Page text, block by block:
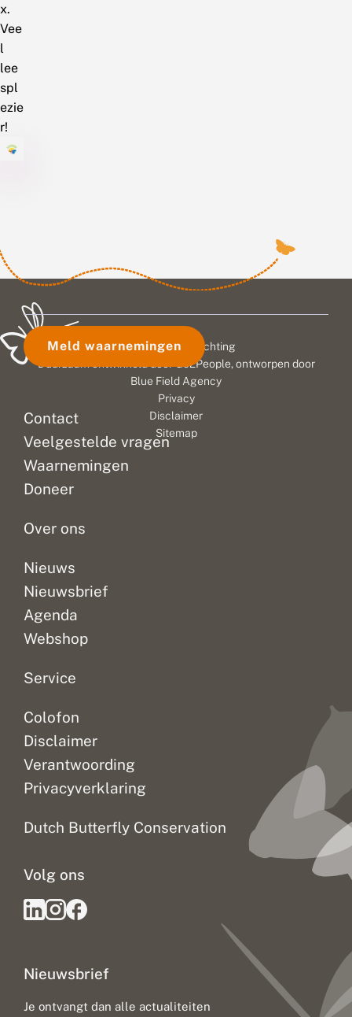
x.
Vee
l
lee
spl
ezie
r!
Contact
Veelgestelde vragen
Waarnemingen
Doneer
Over ons
Nieuws
Nieuwsbrief
Agenda
Webshop
Service
Colofon
Disclaimer
Verantwoording
Privacyverklaring
Dutch Butterfly Conservation
Nieuwsbrief
Je ontvangt dan alle actualiteiten
Volg ons
Meld waarnemingen
© 2026 Vlinderstichting
Duurzaam ontwikkeld door
Go2People, ontworpen door
Blue Field Agency
Privacy
Disclaimer
Sitemap